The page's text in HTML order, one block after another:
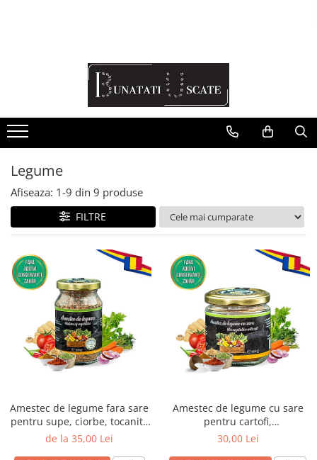
Condimente
Fructe
Pulberi
Legume
Afiseaza: 1-9 din 9 produse
FILTRE
Amestec de legume fara sare
pentru supe, ciorbe, tocanite
si mancaruri scazute
de la 35,00 Lei
Amestec de legume cu sare
pentru cartofi,
sandwichuri, salate sau oua
30,00 Lei